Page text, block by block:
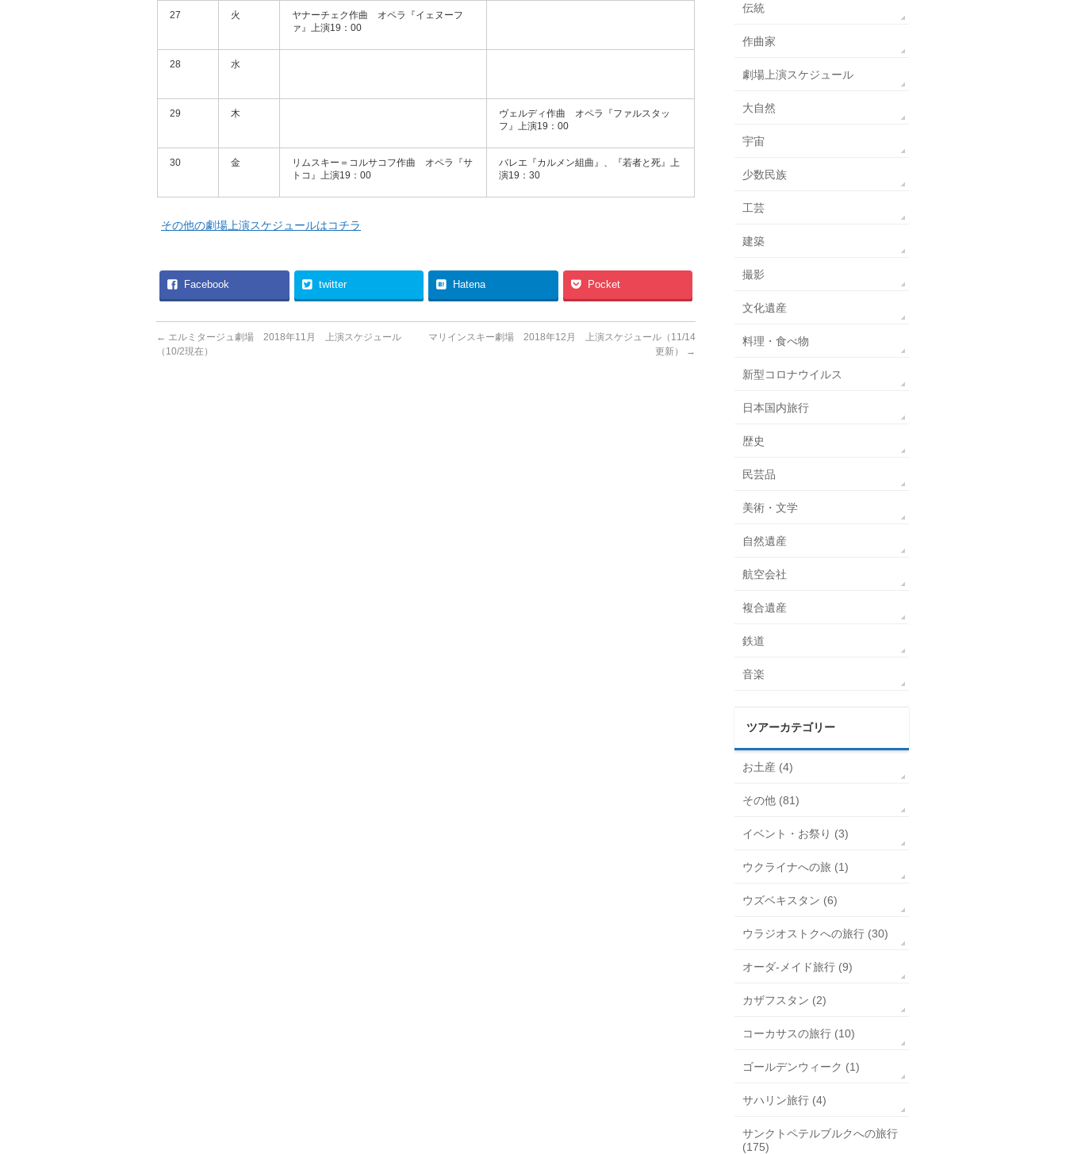
27 火
ヤナーチェク作曲 オペラ『イェヌーフ
ァ』上演19：00
28 水
29 木
ヴェルディ作曲 オペラ『ファルスタッ
フ』上演19：00
30 金
リムスキー＝コルサコフ作曲 オペラ『サ
トコ』上演19：00
バレエ『カルメン組曲』、『若者と死』上
演19：30
その他の劇場上演スケジュールはコチラ
Facebook twitter Hatena Pocket
← エルミタージュ劇場 2018年11月 上演スケジュール
（10/2現在）
マリインスキー劇場 2018年12月 上演スケジュール（11/14
更新）
→
伝統
作曲家
劇場上演スケジュール
大自然
宇宙
少数民族
工芸
建築
撮影
文化遺産
料理・食べ物
新型コロナウイルス
日本国内旅行
歴史
民芸品
美術・文学
自然遺産
航空会社
複合遺産
鉄道
音楽
ツアーカテゴリー
お土産 (4)
その他 (81)
イベント・お祭り (3)
ウクライナへの旅 (1)
ウズベキスタン (6)
ウラジオストクへの旅行 (30)
オーダ-メイド旅行 (9)
カザフスタン (2)
コーカサスの旅行 (10)
ゴールデンウィーク (1)
サハリン旅行 (4)
サンクトペテルブルクへの旅行
(175)